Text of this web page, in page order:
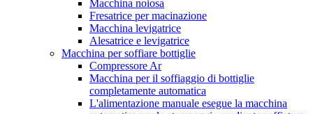
Macchina noiosa
Fresatrice per macinazione
Macchina levigatrice
Alesatrice e levigatrice
Macchina per soffiare bottiglie
Compressore Ar
Macchina per il soffiaggio di bottiglie
completamente automatica
L'alimentazione manuale esegue la macchina